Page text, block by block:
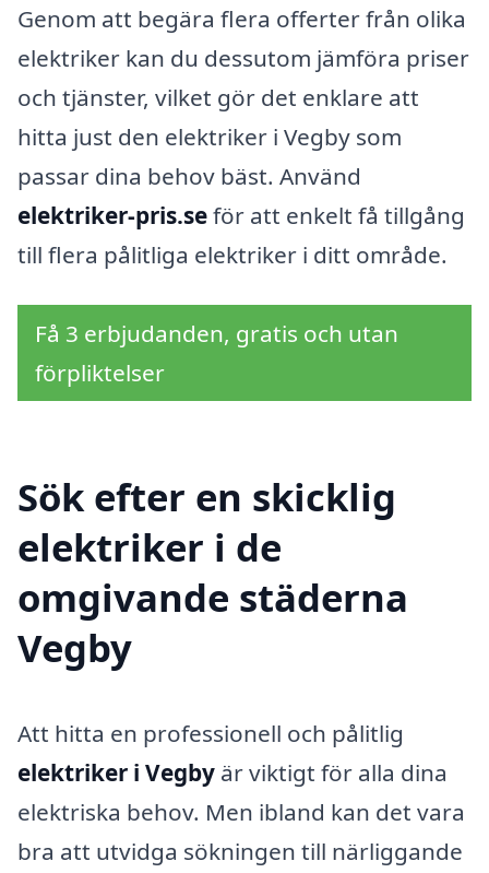
Genom att begära flera offerter från olika
elektriker kan du dessutom jämföra priser
och tjänster, vilket gör det enklare att
hitta just den elektriker i Vegby som
passar dina behov bäst. Använd
elektriker-pris.seför att enkelt få tillgång
till flera pålitliga elektriker i ditt område.
Få 3 erbjudanden, gratis och utan
förpliktelser
Sök efter en skicklig
elektriker i de
omgivande städerna
Vegby
Att hitta en professionell och pålitlig
elektriker i Vegby är viktigt för alla dina
elektriska behov. Men ibland kan det vara
bra att utvidga sökningen till närliggande